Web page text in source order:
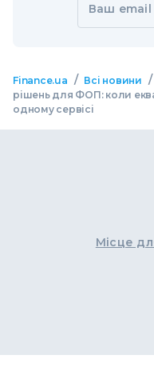
Ваш email
Finance.ua / Всі новини /
рішень для ФОП: коли
одному сервісі
Місце